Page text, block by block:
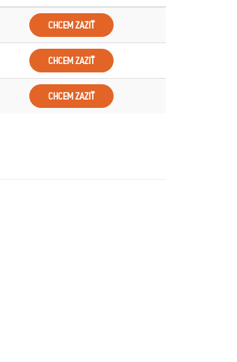
CHCEM ZAZIŤ
CHCEM ZAZIŤ
CHCEM ZAZIŤ